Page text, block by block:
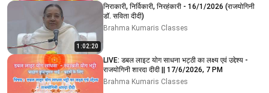
1:02:20
निराकारी, निर्विकारी, निरहंकारी - 16/1/2026 (राजयोगिनी
डॉ. सविता दीदी)
Brahma Kumaris Classes
LIVE: डबल लाइट योग साधना भट्ठी का लक्ष्य एवं उद्देश्य -
राजयोगिनी शारदा दीदी || 17/6/2026, 7 PM
Brahma Kumaris Classes